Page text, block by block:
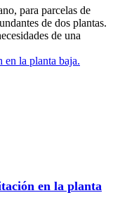
para parcelas de
de dos plantas.
de una
en la planta